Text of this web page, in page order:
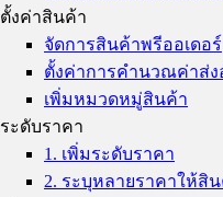
ตั้งค่าสินค้า
จัดการสินค้าพรีออเดอร์
ตั้งค่าการคำนวณค่าส่
เพิ่มหมวดหมู่สินค้า
ระดับราคา
1. เพิ่มระดับราคา
2. ระบุหลายราคาให้สิ